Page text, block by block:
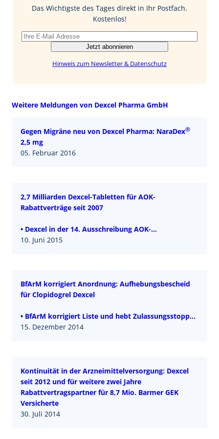
I
Das Wichtigste des Tages direkt in Ihr Postfach.
Kostenlos!
Jetzt abonnieren
Hinweis zum Newsletter & Datenschutz
Weitere Meldungen von Dexcel Pharma GmbH
Gegen Migräne neu von Dexcel Pharma: NaraDex®
2,5 mg
05. Februar 2016
2,7 Milliarden Dexcel-Tabletten für AOK-
Rabattverträge seit 2007
• Dexcel in der 14. Ausschreibung AOK-
Rabattvertragspartner mit 49 Einzelzuschlägen
10. Juni 2015
BfArM korrigiert Anordnung: Aufhebungsbescheid
für Clopidogrel Dexcel
• BfArM korrigiert Liste und hebt Zulassungsstopp
für Clopidogrel Dexcel auf
Patienten
15. Dezember 2014
Kontinuität in der Arzneimittelversorgung: Dexcel
seit 2012 und für weitere zwei Jahre
Rabattvertragspartner für 8,7 Mio. Barmer GEK
Versicherte
30. Juli 2014